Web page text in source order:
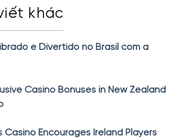
khác
e Divertido no Brasil com a
Casino Bonuses in New Zealand
Casino Encourages Ireland Players